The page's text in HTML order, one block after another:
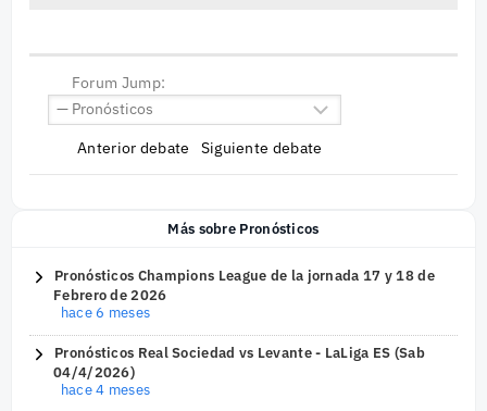
Forum Jump:
Anterior debate Siguiente debate
Más sobre Pronósticos
Pronósticos Champions League de la jornada 17 y 18 de
Febrero de 2026
hace 6 meses
Pronósticos Real Sociedad vs Levante - LaLiga ES (Sab
04/4/2026)
hace 4 meses